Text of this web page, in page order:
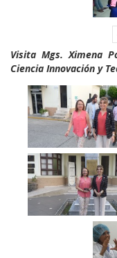
Visita Mgs. Ximena
Ciencia Innovación y